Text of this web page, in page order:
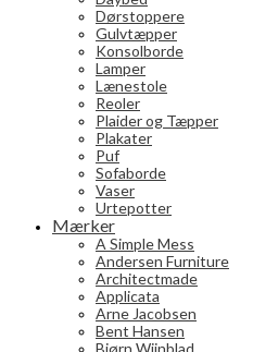
Dørstoppere
Gulvtæpper
Konsolborde
Lamper
Lænestole
Reoler
Plaider og Tæpper
Plakater
Puf
Sofaborde
Vaser
Urtepotter
Mærker
A Simple Mess
Andersen Furniture
Architectmade
Applicata
Arne Jacobsen
Bent Hansen
Bjørn Wiinblad